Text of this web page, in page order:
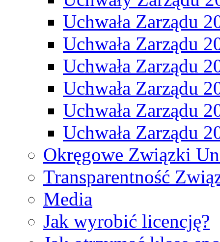
Uchwała Zarządu
Uchwała Zarządu
Uchwała Zarządu
Uchwała Zarządu
Uchwała Zarządu
Uchwała Zarządu
Okręgowe Związki
Transparentność
Media
Jak wyrobić licencję?